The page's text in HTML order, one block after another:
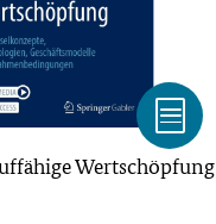
Wertschöpfung